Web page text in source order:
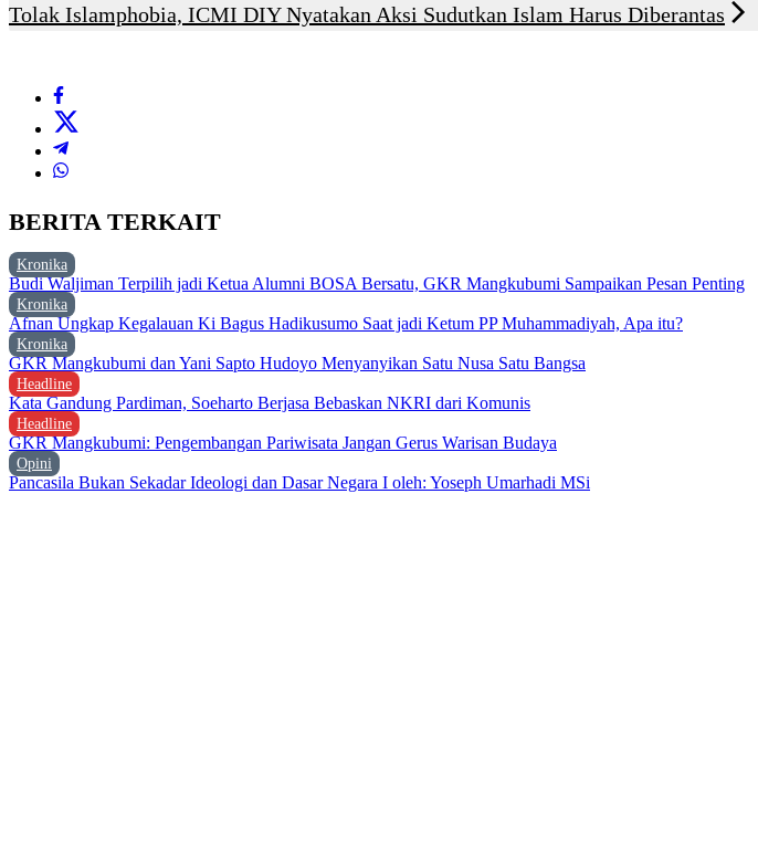
Tolak Islamphobia, ICMI DIY Nyatakan Aksi Sudutkan Islam Harus Diberantas
BERITA TERKAIT
Kronika
Budi Waljiman Terpilih jadi Ketua Alumni BOSA Bersatu, GKR Mangkubumi Sampaikan Pesan Penting
Kronika
Afnan Ungkap Kegalauan Ki Bagus Hadikusumo Saat jadi Ketum PP Muhammadiyah, Apa itu?
Kronika
GKR Mangkubumi dan Yani Sapto Hudoyo Menyanyikan Satu Nusa Satu Bangsa
Headline
Kata Gandung Pardiman, Soeharto Berjasa Bebaskan NKRI dari Komunis
Headline
GKR Mangkubumi: Pengembangan Pariwisata Jangan Gerus Warisan Budaya
Opini
Pancasila Bukan Sekadar Ideologi dan Dasar Negara I oleh: Yoseph Umarhadi MSi